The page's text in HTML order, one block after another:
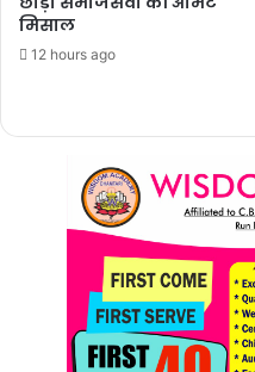
मिसाल
12 hours ago